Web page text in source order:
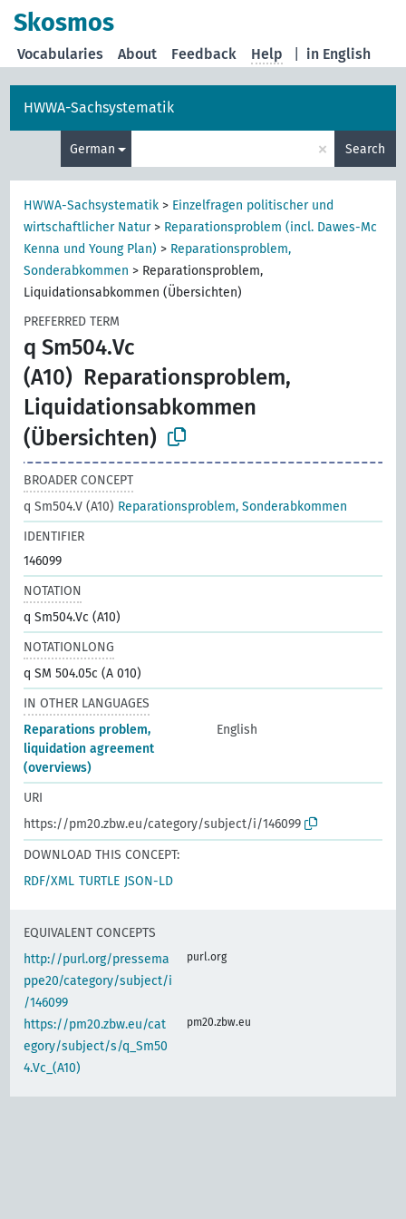
Skosmos
in English
Vocabularies About Feedback Help
HWWA-Sachsystematik
German × Search
HWWA-Sachsystematik > Einzelfragen politischer und
wirtschaftlicher Natur> Reparationsproblem (incl. Dawes-Mc
Kenna und Young Plan) > Reparationsproblem,
Sonderabkommen > Reparationsproblem,
Liquidationsabkommen (Übersichten)
PREFERRED TERM
q Sm504.Vc
(A10) Reparationsproblem,
Liquidationsabkommen
(Übersichten)
BROADER CONCEPT
q Sm504.V (A10) Reparationsproblem, Sonderabkommen
IDENTIFIER
146099
NOTATION
q Sm504.Vc (A10)
NOTATIONLONG
q SM 504.05c (A 010)
IN OTHER LANGUAGES
Reparations problem,
liquidation agreement
(overviews)
English
URI
https://pm20.zbw.eu/category/subject/i/146099
DOWNLOAD THIS CONCEPT:
RDF/XML TURTLE JSON-LD
EQUIVALENT CONCEPTS
http://purl.org/pressema
ppe20/category/subject/i
/146099
purl.org
https://pm20.zbw.eu/cat
egory/subject/s/q_Sm50
4.Vc_(A10)
pm20.zbw.eu